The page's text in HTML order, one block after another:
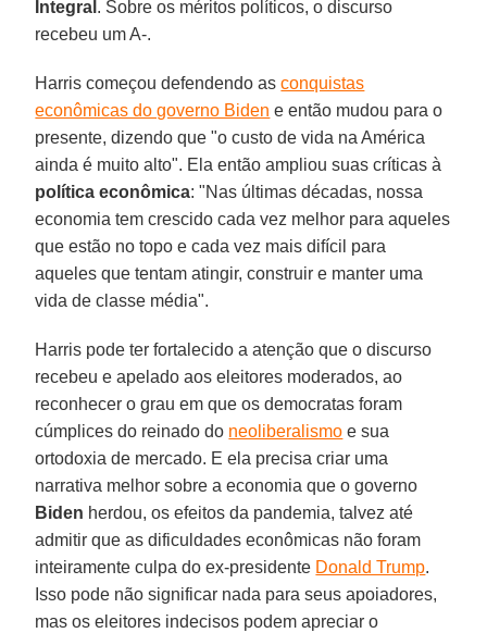
Integral . Sobre os méritos políticos, o discurso
recebeu um A-.
Harris começou defendendo asconquistas
econômicas do governo Biden e então mudou para o
presente, dizendo que "o custo de vida na América
ainda é muito alto". Ela então ampliou suas críticas à
política econômica: "Nas últimas décadas, nossa
economia tem crescido cada vez melhor para aqueles
que estão no topo e cada vez mais difícil para
aqueles que tentam atingir, construir e manter uma
vida de classe média".
Harris pode ter fortalecido a atenção que o discurso
recebeu e apelado aos eleitores moderados, ao
reconhecer o grau em que os democratas foram
cúmplices do reinado do neoliberalismo e sua
ortodoxia de mercado. E ela precisa criar uma
narrativa melhor sobre a economia que o governo
Biden herdou, os efeitos da pandemia, talvez até
admitir que as dificuldades econômicas não foram
inteiramente culpa do ex-presidente Donald Trump.
Isso pode não significar nada para seus apoiadores,
mas os eleitores indecisos podem apreciar o